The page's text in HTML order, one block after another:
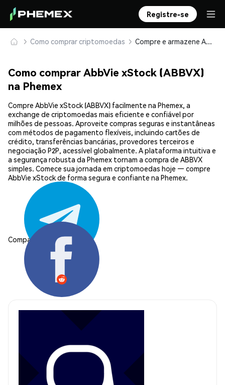
Registre-se
Como comprar criptomoedas Compre e armazene AbbVie xStock (ABBVX) com segurança
Como comprar AbbVie xStock (ABBVX)
na Phemex
Compre AbbVie xStock (ABBVX) facilmente na Phemex, a
exchange de criptomoedas mais eficiente e confiável por
milhões de pessoas. Aproveite compras seguras e instantâneas
com métodos de pagamento flexíveis, incluindo cartões de
crédito, transferências bancárias, provedores terceiros e
negociação P2P, acessível globalmente. A plataforma intuitiva e
a segurança robusta da Phemex tornam a compra de ABBVX
simples. Comece sua jornada em criptomoedas hoje — compre
AbbVie xStock de forma segura e confiante na Phemex.
Compartilhar: